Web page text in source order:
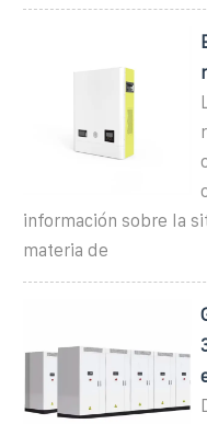
información sobre la
materia de